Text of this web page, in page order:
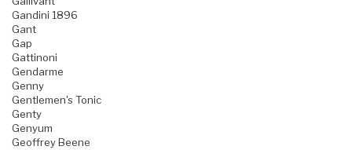
Gandini 1896
Gant
Gap
Gattinoni
Gendarme
Genny
Gentlemen's Tonic
Genty
Genyum
Geoffrey Beene